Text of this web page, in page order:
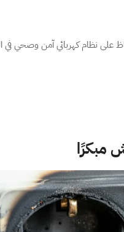
على نظام كهربائي آمن وصحي في
مبكرًا